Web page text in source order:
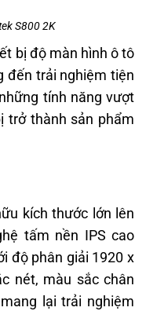
S800 2K
bị độ màn hình ô tô
đến trải nghiệm tiện
tính năng vượt
trở thành sản phẩm
kích thước lớn lên
tấm nền IPS cao
độ phân giải 1920 x
nét, màu sắc chân
lại trải nghiệm